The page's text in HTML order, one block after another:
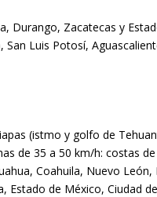
Durango, Zacatecas y
Luis Potosí,
(istmo y golfo de
de 35 a 50 km/h: costas
Coahuila, Nuevo
Estado de México, Ciudad